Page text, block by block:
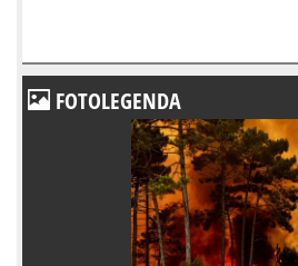
FOTOLEGENDA